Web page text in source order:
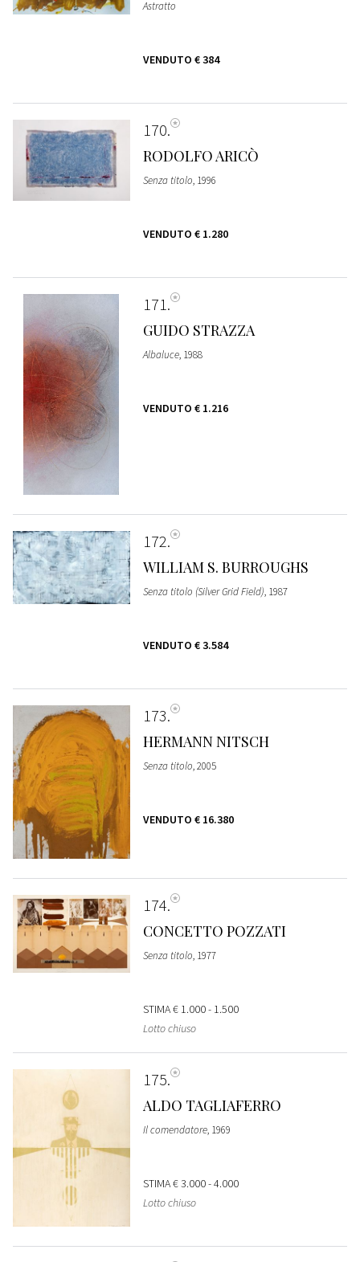
Astratto
VENDUTO € 384
170
RODOLFO ARICÒ
Senza titolo, 1996
VENDUTO € 1.280
171
GUIDO STRAZZA
Albaluce, 1988
VENDUTO € 1.216
172
WILLIAM S. BURROUGHS
Senza titolo (Silver Grid Field), 1987
VENDUTO € 3.584
173
HERMANN NITSCH
Senza titolo, 2005
VENDUTO € 16.380
174
CONCETTO POZZATI
Senza titolo, 1977
STIMA€ 1.000 - 1.500
Lotto chiuso
175
ALDO TAGLIAFERRO
Il comendatore, 1969
STIMA€ 3.000 - 4.000
Lotto chiuso